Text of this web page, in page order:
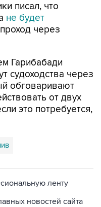
писал, что
не будет
через
Гарибабади
судоходства через
обговаривают
от двух
это потребуется,
ленту
новостей сайта